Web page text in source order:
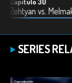
Capítulo 30
Zehtyan vs.
SERIES